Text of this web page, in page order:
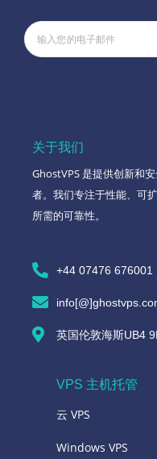
关于我们
GhostVPS 是提供创新和
者。我们专注于性能、可
所需的可靠性。
+44 07476 676001
英国伦敦海斯UB4
VPS 主机托管
云 VPS
Windows VPS